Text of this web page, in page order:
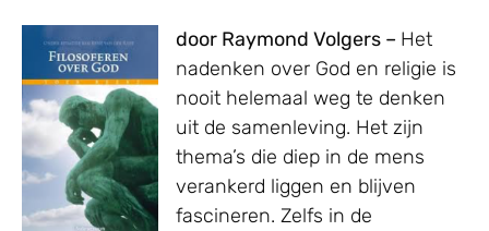
door Raymond Volgers – Het
nadenken over God en religie is
nooit helemaal weg te denken
uit de samenleving. Het zijn
thema’s die diep in de mens
verankerd liggen en blijven
fascineren. Zelfs in de